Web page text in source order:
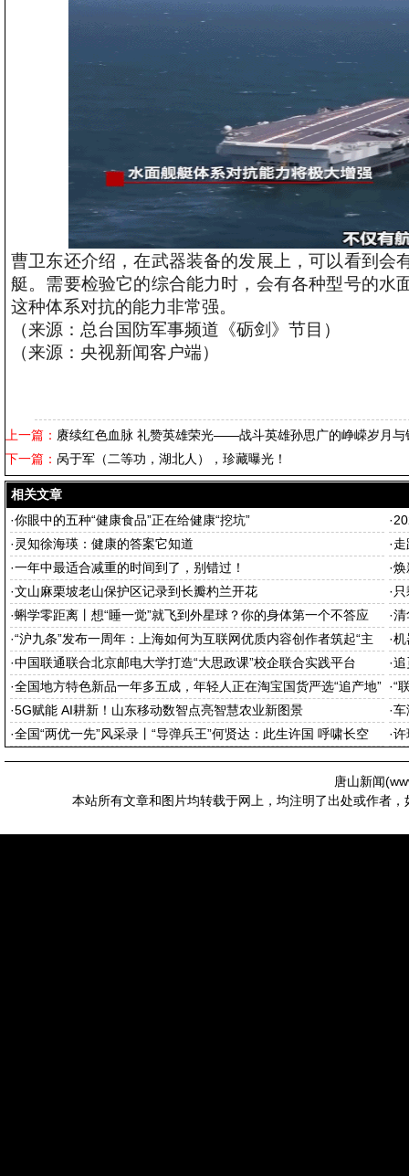
曹卫东还介绍，在武器装备的发展上，可以看到会
艇。需要检验它的综合能力时，会有各种型号的水
这种体系对抗的能力非常强。
（来源：总台国防军事频道《砺剑》节目）
（来源：央视新闻客户端）
上一篇： 赓续红色血脉 礼赞英雄荣光——战斗英雄孙思广的峥嵘岁月与
下一篇： 呙于军（二等功，湖北人），珍藏曝光！
相关文章
·你眼中的五种“健康食品”正在给健康“挖坑” ·
· 灵知徐海瑛：健康的答案它知道 ·
·一年中最适合减重的时间到了，别错过！ ·焕
·文山麻栗坡老山保护区记录到长瓣杓兰开花 ·
·蝌学零距离丨想“睡一觉”就飞到外星球？你的身体第一个不答应 ·清
·“沪九条”发布一周年：上海如何为互联网优质内容创作者筑起“主
场”
·机
·中国联通联合北京邮电大学打造“大思政课”校企联合实践平台 ·追
·全国地方特色新品一年多五成，年轻人正在淘宝国货严选“追产地” ·“
·5G赋能 AI耕新！山东移动数智点亮智慧农业新图景 ·车
·全国“两优一先”风采录丨“导弹兵王”何贤达：此生许国 呼啸长空 ·许
唐山新闻(
本站所有文章和图片均转载于网上，均注明了出处或作者